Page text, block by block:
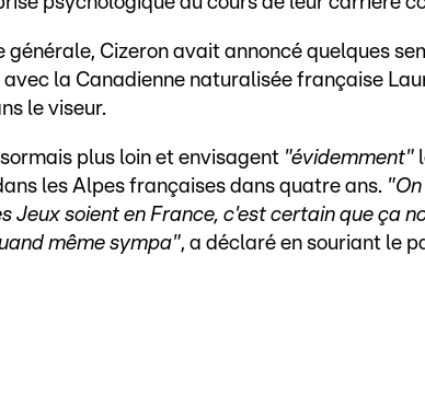
générale, Cizeron avait annoncé quelques
la Canadienne naturalisée française
le viseur.
plus loin et envisagent "évidemment"
les Alpes françaises dans quatre ans.
Jeux soient en France, c'est certain que ça
même sympa", a déclaré en souriant le